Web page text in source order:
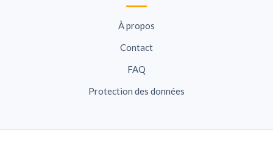
À propos
Contact
FAQ
Protection des données